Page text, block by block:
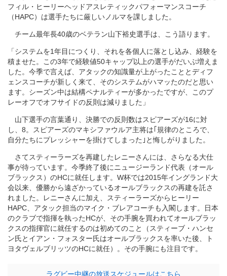
フィル・ヒーリーヘッドアスレティックパフォーマンスコーチ
（HAPC）は選手たちに厳しいノルマを課しました。
チーム最年長40歳のベテラン山下裕史選手は、こう語ります。
「システムを1年目につくり、それを各個人に落とし込み、経験を
積ませた。この3年で経験値50キャップ以上の選手がだいぶ増えま
した。今季で言えば、アタックの知識量が上がったこととディフ
ェンスコーチが新しく来て、そのシステムがハマッたのだと思い
ます。シーズン中は結構ペナルティーが多かったですが、このプ
レーオフでオフサイドの反則は減りました」
山下選手の言葉通り、決勝での反則数はスピアーズが16に対
し、8。スピアーズのマキシファウルア主将は｢規律のところで、
自分たちにプレッシャーを掛けてしまった｣と悔しがりました。
さてスティーラーズを再建したレニーさんには、さらなる大仕
事が待っています。今季終了後にニュージーランド代表（オール
ブラックス）のHCに就任します。W杯では2015年イングランド大
会以来、優勝から遠ざかっているオールブラックスの再建を託さ
れました。レニーさんに加え、スティーラーズからヒーリー
HAPC、アタック担当のマイク・ブレアコーチも入閣します。日本
のクラブで指揮を執ったHCが、その手腕を買われてオールブラッ
クスの指揮官に就任するのは初めてのこと（スティーブ・ハンセ
ン氏とイアン・フォスター氏はオールブラックスを率いた後、ト
ヨタヴェルブリッツのHCに就任）。その手腕にも注目です。
ラグビー中継の放送スケジュールはこちら